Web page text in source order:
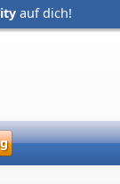
auf dich!